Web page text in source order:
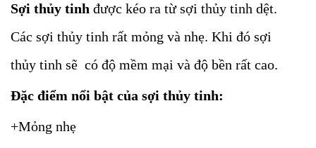
Sợi thủy tinh được kéo ra từ sợi thủy tinh dệt.
Các sợi thủy tinh rất mỏng và nhẹ. Khi đó sợi
thủy tinh sẽ có độ mềm mại và độ bền rất cao.
Đặc điểm nổi bật của sợi thủy tinh:
+Mỏng nhẹ